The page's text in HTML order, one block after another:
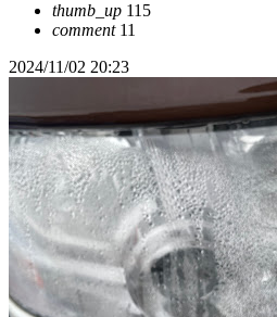
thumb_up 115
comment11
2024/11/02 20:23